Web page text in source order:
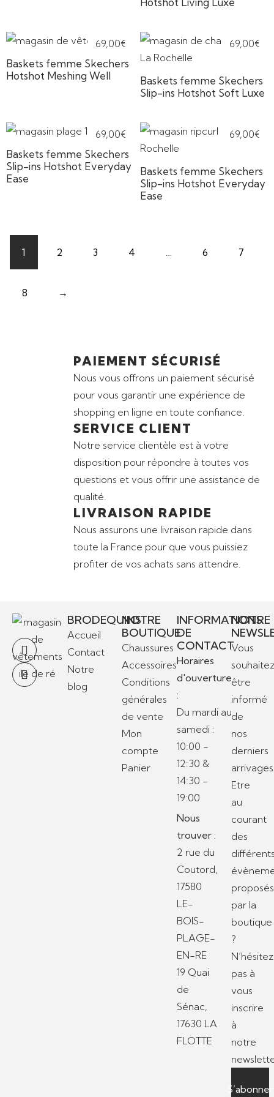
Baskets femme Skechers
Hotshot Meshing Well
69,00€
Baskets femme Skechers
Slip-ins Hotshot Soft Luxe
69,00€
Baskets femme Skechers
Slip-ins Hotshot Everyday
Ease
69,00€
Baskets femme Skechers
Slip-ins Hotshot Everyday
Ease
69,00€
1 2 3 4 … 6 7
8 →
PAIEMENT SÉCURISÉ
Nous vous offrons un paiement sécurisé
pour vous garantir une expérience de
shopping en ligne en toute confiance.
SERVICE CLIENT
Notre service clientèle est à votre
disposition pour répondre à toutes vos
questions et vous offrir une assistance de
qualité.
LIVRAISON RAPIDE
Nous assurons une livraison rapide dans
toute la France pour que vous puissiez
profiter de vos achats sans attendre.
BRODEQUINS
Accueil
Contact
Notre
blog
NOTRE
BOUTIQUE
Chaussures
Accessoires
Conditions
générales
de vente
Mon
compte
Panier
INFORMATIONS
DE
CONTACT
Horaires
d'ouverture
:
Du mardi au
samedi :
10:00 -
12:30 &
14:30 -
19:00
Nous
trouver :
2 rue du
Coutord,
17580
LE-
BOIS-
PLAGE-
EN-RE
19 Quai
de
Sénac,
17630 LA
FLOTTE
NOTRE
Vous
être
informé
de
nos
derniers
Etre
au
courant
des
proposés
par la
boutique
?
N’hésitez
pas à
vous
inscrire
à
notre
S’abonner